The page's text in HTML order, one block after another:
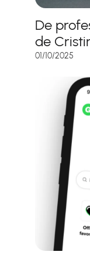
De
de
01/10/2025